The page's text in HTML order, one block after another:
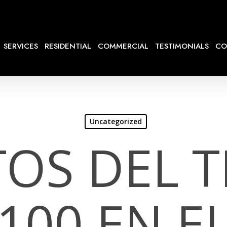
SERVICES RESIDENTIAL COMMERCIAL TESTIMONIALS
Uncategorized
DEL